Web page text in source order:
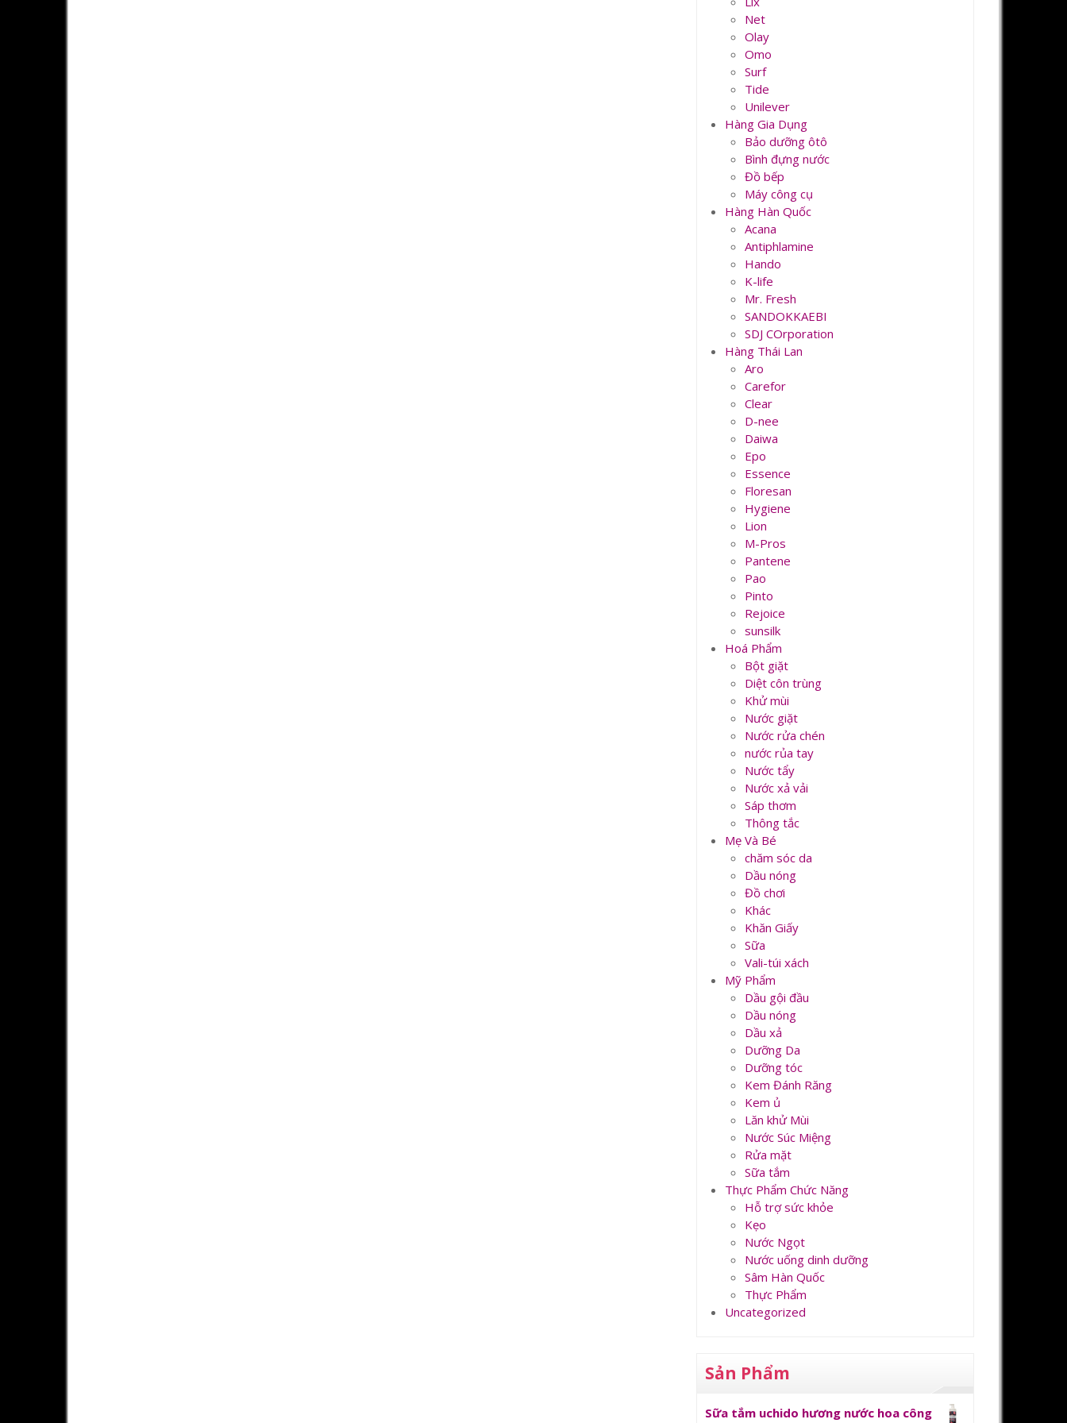
Net
Olay
Omo
Surf
Tide
Unilever
Hàng Gia Dụng
Bảo dưỡng ôtô
Bình đựng nước
Đồ bếp
Máy công cụ
Hàng Hàn Quốc
Acana
Antiphlamine
Hando
K-life
Mr. Fresh
SANDOKKAEBI
SDJ COrporation
Hàng Thái Lan
Aro
Carefor
Clear
D-nee
Daiwa
Epo
Essence
Floresan
Hygiene
Lion
M-Pros
Pantene
Pao
Pinto
Rejoice
sunsilk
Hoá Phẩm
Bột giặt
Diệt côn trùng
Khử mùi
Nước giặt
Nước rửa chén
nước rủa tay
Nước tẩy
Nước xả vải
Sáp thơm
Thông tắc
Mẹ Và Bé
chăm sóc da
Dầu nóng
Đồ chơi
Khác
Khăn Giấy
Sữa
Vali-túi xách
Mỹ Phẩm
Dầu gội đầu
Dầu nóng
Dầu xả
Dưỡng Da
Dưỡng tóc
Kem Đánh Răng
Kem ủ
Lăn khử Mùi
Nước Súc Miệng
Rửa mặt
Sữa tắm
Thực Phẩm Chức Năng
Hỗ trợ sức khỏe
Kẹo
Nước Ngọt
Nước uống dinh dưỡng
Sâm Hàn Quốc
Thực Phẩm
Uncategorized
Sản Phẩm
Sữa tắm uchido hương nước hoa công